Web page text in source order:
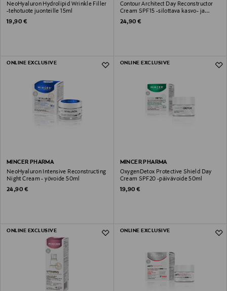
NeoHyaluron Hydrolipid Wrinkle Filler
-tehotuote juonteille 15ml
Original Price
19,90 €
Contour Architect Day Reconstructor
Cream SPF15 -silottava kasvo- ja
kaulavoide 50ml
Original Price
24,90 €
ONLINE EXCLUSIVE
MINCER PHARMA
NeoHyaluron Intensive Reconstructing
Night Cream - yövoide 50ml
Original Price
24,90 €
ONLINE EXCLUSIVE
MINCER PHARMA
OxygenDetox Protective Shield Day
Cream SPF20 -päivävoide 50ml
Original Price
19,90 €
ONLINE EXCLUSIVE ONLINE EXCLUSIVE